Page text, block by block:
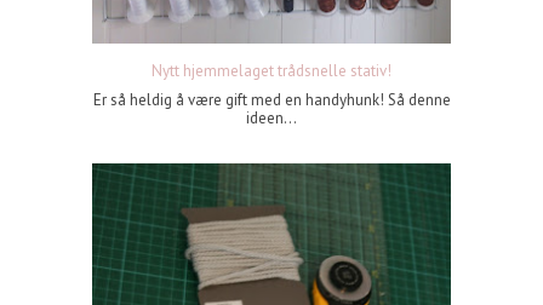
Nytt hjemmelaget trådsnelle stativ!
Er så heldig å være gift med en handyhunk! Så denne
ideen...